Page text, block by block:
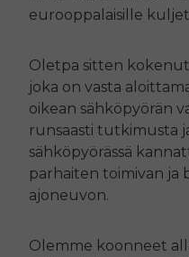
eurooppalaisille
Oletpa sitten
joka on vasta
oikean sähköpyörän
runsaasti tutkimusta
sähköpyörässä
parhaiten toimivan ja
ajoneuvon.
Olemme koonneet